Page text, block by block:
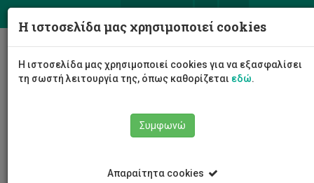
Σύνθεση Συμβουλίου
Παναγιώτης Ζαφείρης
Η ιστοσελίδα μας χρησιμοποιεί cookies
Η ιστοσελίδα μας χρησιμοποιεί cookies για να εξασφαλίσει
τη σωστή λειτουργία της, όπως καθορίζεται εδώ.
Συμφωνώ
Απαραίτητα cookies